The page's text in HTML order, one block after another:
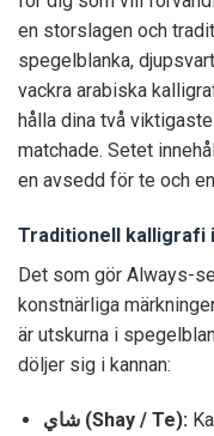
en storslagen och
spegelblanka,
vackra arabiska
hålla dina två
matchade. Setet
en avsedd för te och
Traditionell kalligrafi
Det som gör Always-
konstnärliga
är utskurna i
döljer sig i kannan:
شاي (Shay / Te):